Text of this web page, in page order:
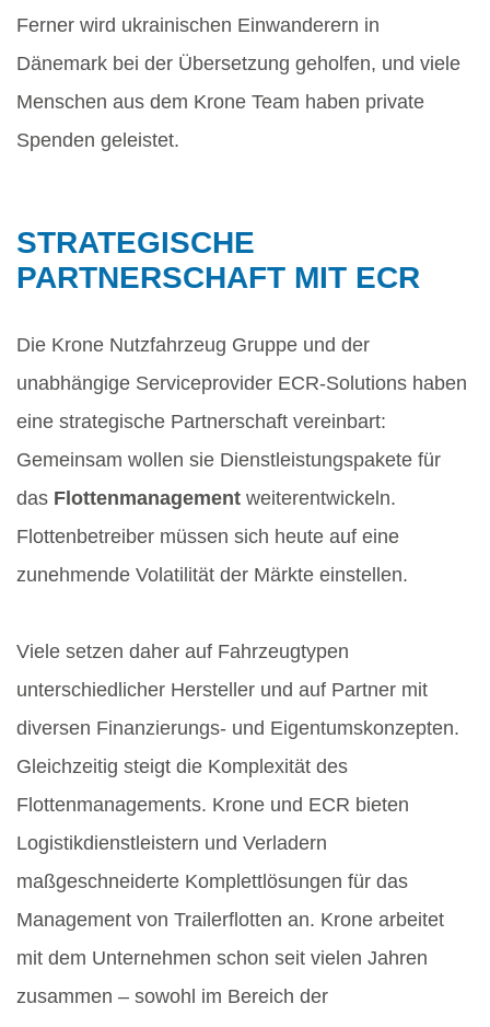
Ferner wird ukrainischen Einwanderern in
Dänemark bei der Übersetzung geholfen, und viele
Menschen aus dem Krone Team haben private
Spenden geleistet.
STRATEGISCHE
PARTNERSCHAFT MIT ECR
Die Krone Nutzfahrzeug Gruppe und der
unabhängige Serviceprovider ECR-Solutions haben
eine strategische Partnerschaft vereinbart:
Gemeinsam wollen sie Dienstleistungspakete für
das Flottenmanagement weiterentwickeln.
Flottenbetreiber müssen sich heute auf eine
zunehmende Volatilität der Märkte einstellen.
Viele setzen daher auf Fahrzeugtypen
unterschiedlicher Hersteller und auf Partner mit
diversen Finanzierungs- und Eigentumskonzepten.
Gleichzeitig steigt die Komplexität des
Flottenmanagements. Krone und ECR bieten
Logistikdienstleistern und Verladern
maßgeschneiderte Komplettlösungen für das
Management von Trailerflotten an. Krone arbeitet
mit dem Unternehmen schon seit vielen Jahren
zusammen – sowohl im Bereich der